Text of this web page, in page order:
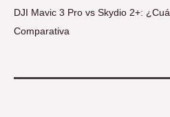
DJI Mavic 3 Pro vs Skydio 2+:
Comparativa